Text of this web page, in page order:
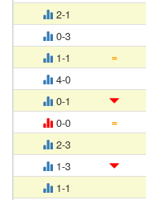
2-1
0-3
1-1
=
4-0
0-1
0-0
=
2-3
1-3
1-1